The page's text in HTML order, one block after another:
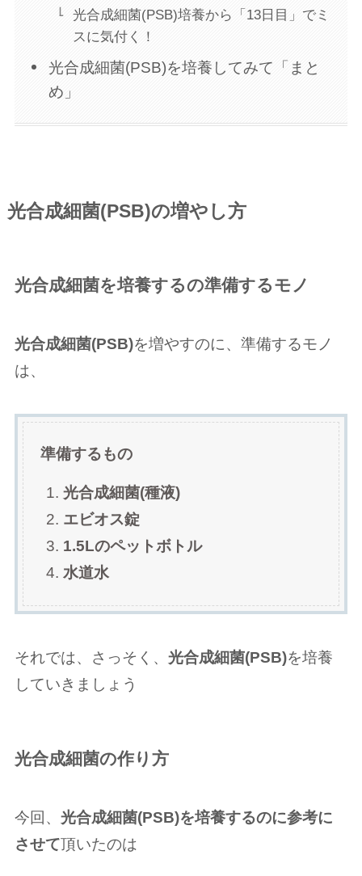
光合成細菌(PSB)培養から「13日目」でミ
スに気付く！
光合成細菌(PSB)を培養してみて「まと
め」
光合成細菌(PSB)の増やし方
光合成細菌を培養するの準備するモノ
光合成細菌(PSB)を増やすのに、準備するモノ
は、
準備するもの
光合成細菌(種液)
エビオス錠
1.5Lのペットボトル
水道水
それでは、さっそく、 光合成細菌(PSB)を培養
していきましょう
光合成細菌の作り方
今回、 光合成細菌(PSB)を培養するのに参考に
させて頂いたのは